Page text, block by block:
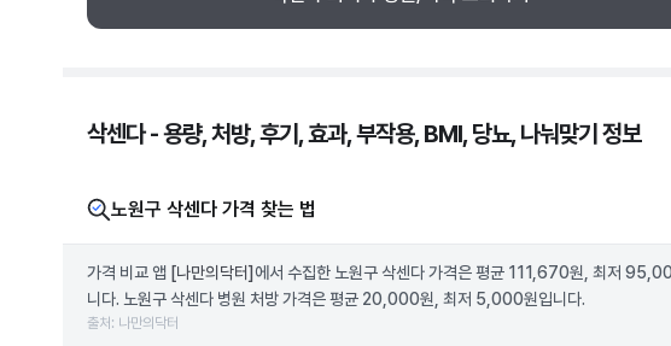
삭센다 - 용량, 처방, 후기, 효과, 부작용, BMI, 당뇨, 나눠맞기 정보
노원구 삭센다 가격 찾는 법
가격 비교 앱 [나만의닥터] 에서 수집한 노원구 삭센다 가격은 평균 111,670원, 최저
니다. 노원구 삭센다 병원 처방 가격은 평균 20,000원, 최저 5,000원입니다.
출처: 나만의닥터